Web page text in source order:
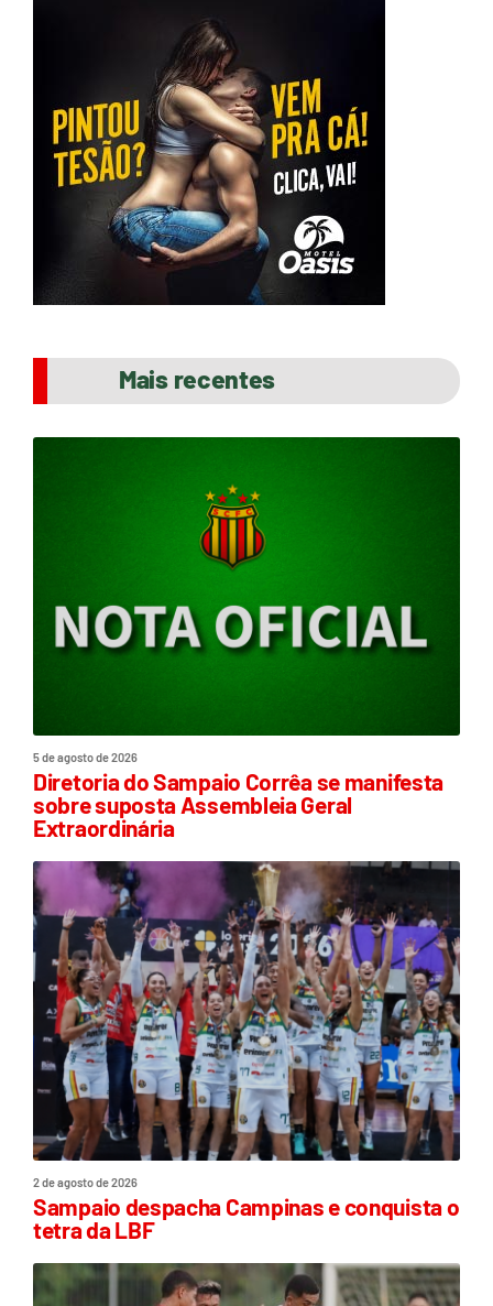
Mais recentes
5 de agosto de 2026
Diretoria do Sampaio Corrêa se manifesta
sobre suposta Assembleia Geral
Extraordinária
2 de agosto de 2026
Sampaio despacha Campinas e conquista o
tetra da LBF